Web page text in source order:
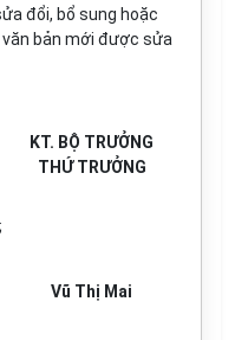
đổi, bổ sung hoặc
bản mới được sửa
KT. BỘ TRƯỞNG
THỨ TRƯỞNG
Vũ Thị Mai